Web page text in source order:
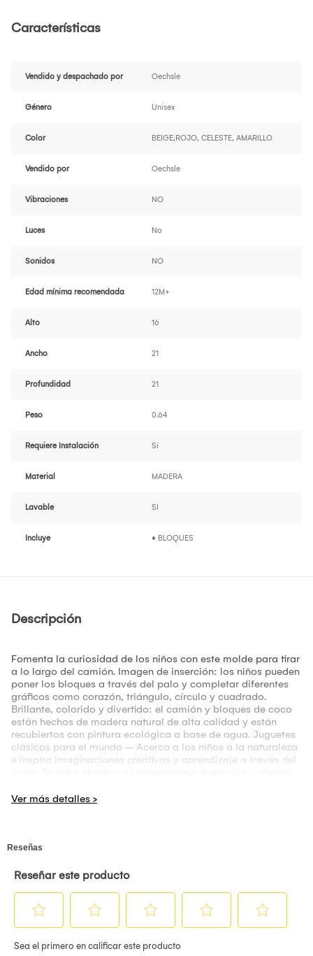
Características
Vendido y despachado por Oechsle
Género Unisex
Color BEIGE,ROJO, CELESTE, AMARILLO
Vendido por Oechsle
Vibraciones NO
Luces No
Sonidos NO
Edad mínima recomendada 12M+
Alto 16
Ancho 21
Profundidad 21
Peso 0.64
Requiere Instalación Sí
Material MADERA
Lavable SI
Incluye • BLOQUES
Descripción
Fomenta la curiosidad de los niños con este molde para tirar
a lo largo del camión. Imagen de inserción: los niños pueden
poner los bloques a través del palo y completar diferentes
gráficos como corazón, triángulo, círculo y cuadrado.
Brillante, colorido y divertido: el camión y bloques de coco
están hechos de madera natural de alta calidad y están
recubiertos con pintura ecológica a base de agua. Juguetes
clásicos para el mundo – Acerca a los niños a la naturaleza
e inspira imaginaciones creativas y aprendizaje a través del
para niños.